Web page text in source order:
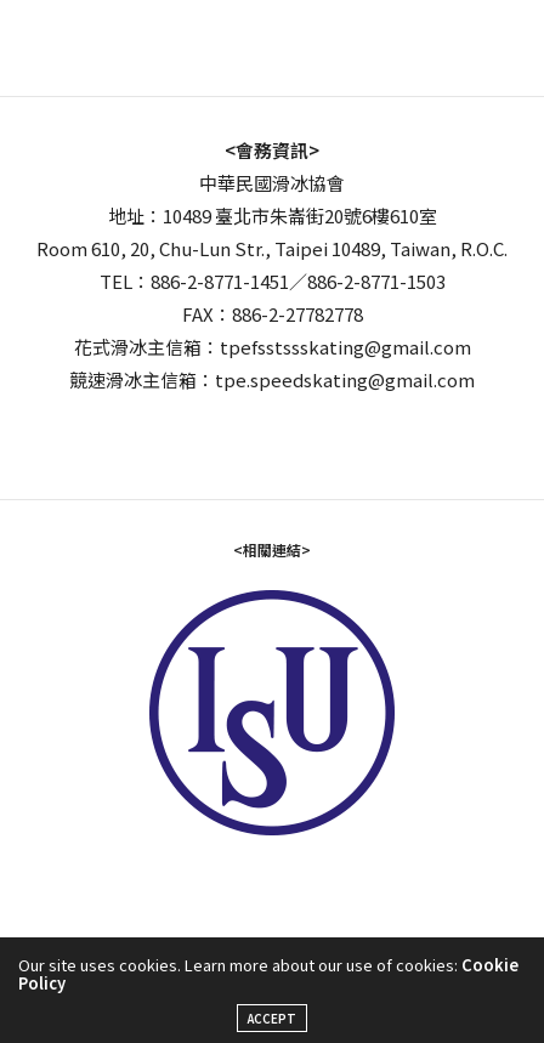
<會務資訊>
中華民國滑冰協會
地址：10489 臺北市朱崙街20號6樓610室
Room 610, 20, Chu-Lun Str., Taipei 10489, Taiwan, R.O.C.
TEL：886-2-8771-1451／886-2-8771-1503
FAX：886-2-27782778
花式滑冰主信箱：tpefsstssskating@gmail.com
競速滑冰主信箱：tpe.speedskating@gmail.com
<相關連結>
Our site uses cookies. Learn more about our use of cookies: Cookie
Policy
ACCEPT